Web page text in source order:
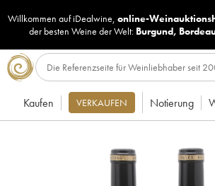
Willkommen auf iDealwine, online-
der besten Weine der Welt: Burgund,
Kaufen VERKAUFEN Notierung